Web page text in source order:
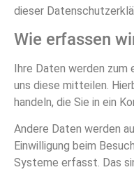
dieser
Wie erfassen
Ihre Daten werden zum
uns diese mitteilen.
handeln, die Sie in ein
Andere Daten werden
Einwilligung beim
Systeme erfasst. Das